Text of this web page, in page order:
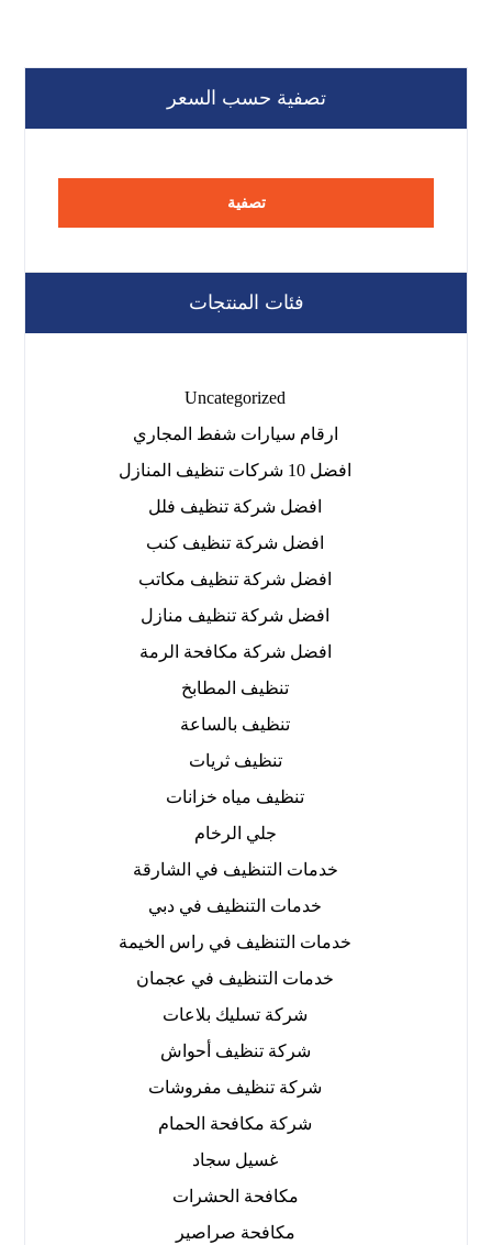
تصفية حسب السعر
تصفية
فئات المنتجات
Uncategorized
ارقام سيارات شفط المجاري
افضل 10 شركات تنظيف المنازل
افضل شركة تنظيف فلل
افضل شركة تنظيف كنب
افضل شركة تنظيف مكاتب
افضل شركة تنظيف منازل
افضل شركة مكافحة الرمة
تنظيف المطابخ
تنظيف بالساعة
تنظيف ثريات
تنظيف مياه خزانات
جلي الرخام
خدمات التنظيف في الشارقة
خدمات التنظيف في دبي
خدمات التنظيف في راس الخيمة
خدمات التنظيف في عجمان
شركة تسليك بلاعات
شركة تنظيف أحواش
شركة تنظيف مفروشات
شركة مكافحة الحمام
غسيل سجاد
مكافحة الحشرات
مكافحة صراصير